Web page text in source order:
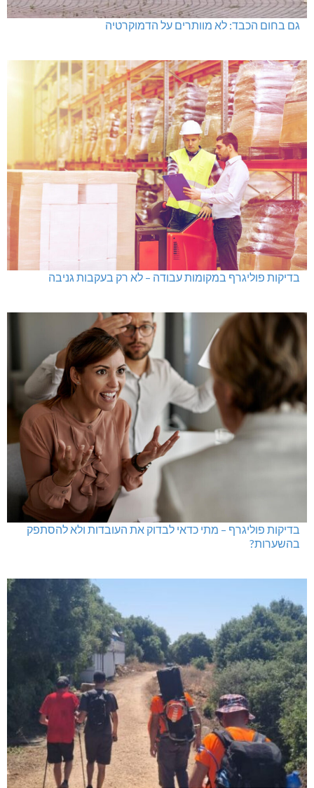
גם בחום הכבד: לא מוותרים על הדמוקרטיה
בדיקות פוליגרף במקומות עבודה – לא רק בעקבות גניבה
בדיקות פוליגרף – מתי כדאי לבדוק את העובדות ולא להסתפק
בהשערות?